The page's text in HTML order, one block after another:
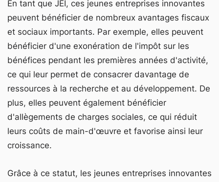
En tant que JEI, ces jeunes entreprises innovantes
peuvent bénéficier de nombreux avantages fiscaux
et sociaux importants. Par exemple, elles peuvent
bénéficier d'une exonération de l'impôt sur les
bénéfices pendant les premières années d'activité,
ce qui leur permet de consacrer davantage de
ressources à la recherche et au développement. De
plus, elles peuvent également bénéficier
d'allègements de charges sociales, ce qui réduit
leurs coûts de main-d'œuvre et favorise ainsi leur
croissance.
Grâce à ce statut, les jeunes entreprises innovantes